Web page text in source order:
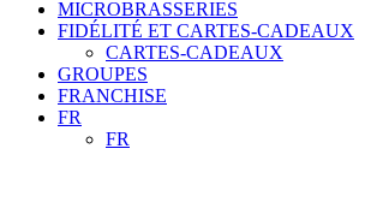
MICROBRASSERIES
FIDÉLITÉ ET CARTES-CADEAUX
CARTES-CADEAUX
GROUPES
FRANCHISE
FR
FR